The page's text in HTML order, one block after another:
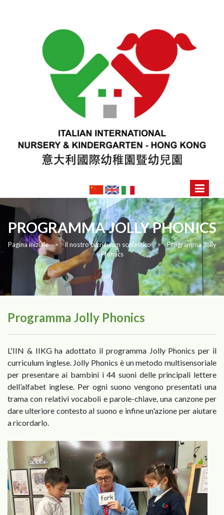
PROGRAMMA JOLLY PHONICS
Pagina iniziale > Il nostro curriculum scolastico > Programma Jolly
Phonics
Programma Jolly Phonics
L'IIN & IIKG ha adottato il programma Jolly Phonics per il
curriculum inglese. Jolly Phonics è un metodo multisensoriale
per presentare ai bambini i 44 suoni delle principali lettere
dell’alfabet inglese. Per ogni suono vengono presentati una
trama con relativi vocaboli e parole-chiave, una canzone per
dare ulteriore contesto al suono e infine un'azione per aiutare
a ricordarlo.